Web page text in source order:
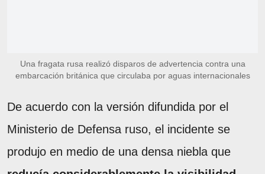
Una fragata rusa realizó disparos de advertencia contra una
embarcación británica que circulaba por aguas internacionales
De acuerdo con la versión difundida por el
Ministerio de Defensa ruso, el incidente se
produjo en medio de una densa niebla que